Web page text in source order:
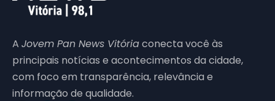
A Jovem Pan News Vitóriaconecta você às
principais notícias e acontecimentos da cidade,
com foco em transparência, relevância e
informação de qualidade.